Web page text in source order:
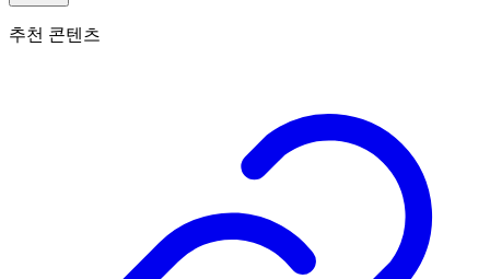
추천 콘텐츠